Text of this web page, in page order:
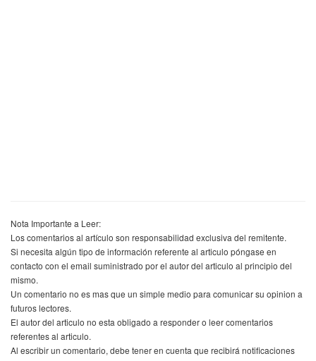
Nota Importante a Leer:
Los comentarios al artículo son responsabilidad exclusiva del remitente.
Si necesita algún tipo de información referente al articulo póngase en
contacto con el email suministrado por el autor del articulo al principio del
mismo.
Un comentario no es mas que un simple medio para comunicar su opinion a
futuros lectores.
El autor del articulo no esta obligado a responder o leer comentarios
referentes al articulo.
Al escribir un comentario, debe tener en cuenta que recibirá notificaciones